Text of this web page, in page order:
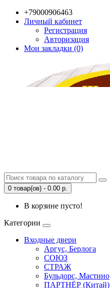
+79000906463
Личный кабинет
Регистрация
Авторизация
Мои закладки (0)
0 товар(ов) - 0.00 р.
В корзине пусто!
Категории
Входные двери
Аргус, Берлога
СОЮЗ
СТРАЖ
Бульдорс, Мастино
ПАРТНЁР (Китай)